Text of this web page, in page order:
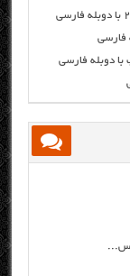
دوبله فارسی